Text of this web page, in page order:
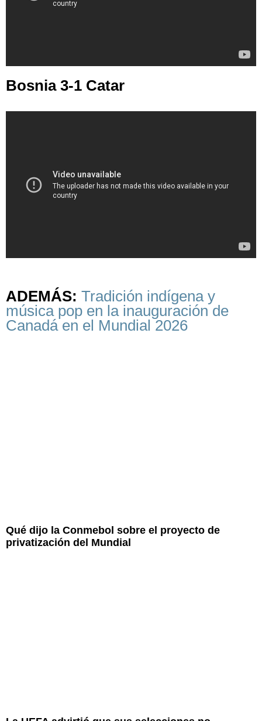
Bosnia 3-1 Catar
ADEMÁS: Tradición indígena y
música pop en la inauguración de
Canadá en el Mundial 2026
Qué dijo la Conmebol sobre el proyecto de
privatización del Mundial